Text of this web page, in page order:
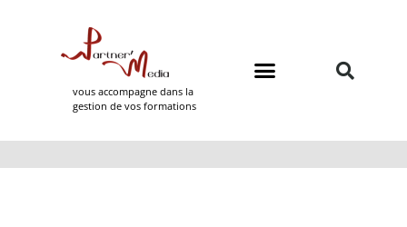
vous accompagne dans la
gestion de vos formations